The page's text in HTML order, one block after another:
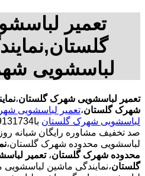
تعمیر
لباسشویی
تعمیر لباسشویی شهرک گلستان،
شهرک گلستان،تعمیر لباسشویی
لباسشویی شهرک گلستان
صد تخفیف مشاوره رایگان شبانه
لباسشویی محدوده شهرک گلستان،
محدوده شهرک گلستان، تعمیر
گلستان،نمایندگی ماشین